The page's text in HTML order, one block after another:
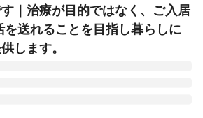
｜治療が目的ではなく、ご入居
送れることを目指し暮らしに
します。